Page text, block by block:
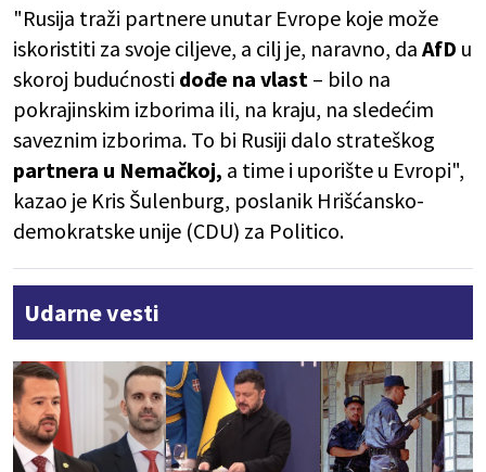
"Rusija traži partnere unutar Evrope koje može
iskoristiti za svoje ciljeve, a cilj je, naravno, da AfD u
skoroj budućnosti dođe na vlast – bilo na
pokrajinskim izborima ili, na kraju, na sledećim
saveznim izborima. To bi Rusiji dalo strateškog
partnera u Nemačkoj, a time i uporište u Evropi",
kazao je Kris Šulenburg, poslanik Hrišćansko-
demokratske unije (CDU) za Politico.
Udarne vesti